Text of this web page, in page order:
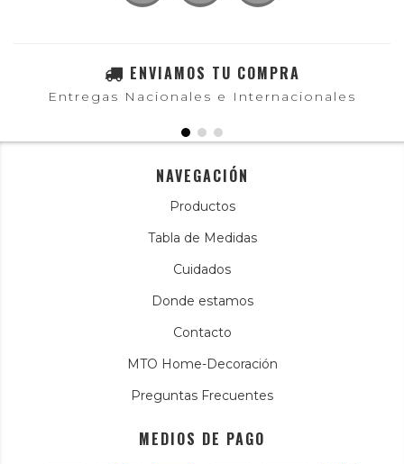
ENVIAMOS TU COMPRA
Entregas Nacionales e Internacionales
NAVEGACIÓN
Productos
Tabla de Medidas
Cuidados
Donde estamos
Contacto
MTO Home-Decoración
Preguntas Frecuentes
MEDIOS DE PAGO